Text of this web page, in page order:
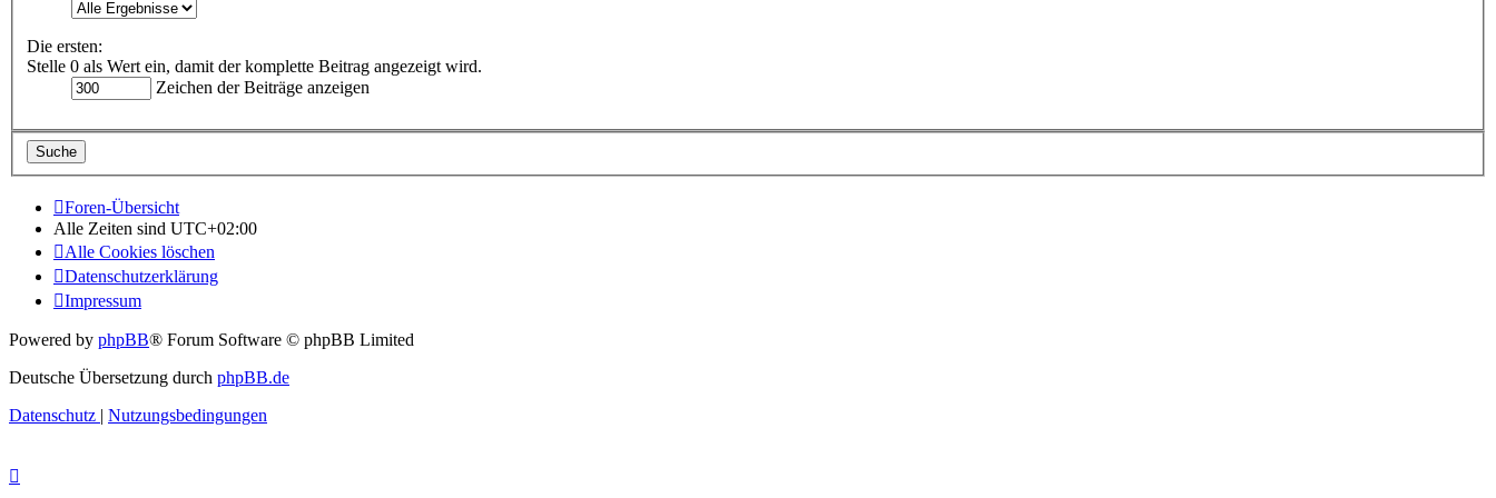
Die ersten:
Stelle 0 als Wert ein, damit der komplette Beitrag angezeigt wird.
Zeichen der Beiträge anzeigen
Foren-Übersicht
Alle Zeiten sind UTC+02:00
Alle Cookies löschen
Datenschutzerklärung
Impressum
Powered by phpBB® Forum Software © phpBB Limited
Deutsche Übersetzung durch phpBB.de
Datenschutz | Nutzungsbedingungen